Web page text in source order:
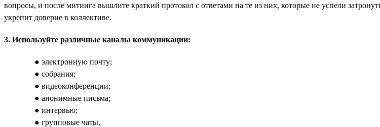
вопросы, и после митинга вышлите краткий протокол с ответами на те из них, которые не успели
укрепит доверие в коллективе.
3. Используйте различные каналы коммуникации:
● электронную почту;
● собрания;
● видеоконференции;
● анонимные письма;
● интервью;
● групповые чаты.